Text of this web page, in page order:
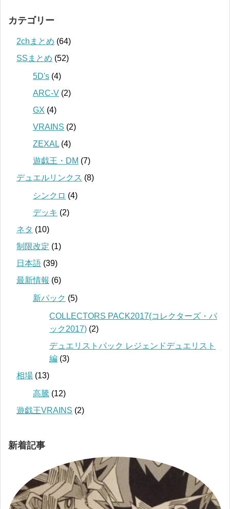
カテゴリー
2chまとめ (64)
SSまとめ (52)
5D's (4)
ARC-V (2)
GX (4)
VRAINS (2)
ZEXAL (4)
遊戯王・DM (7)
デュエルリンクス (8)
シンクロ (4)
デッキ (2)
ネタ (10)
制限改定 (1)
日本語 (39)
最新情報 (6)
新パック (5)
COLLECTORS PACK2017(コレクターズ・パ
ック2017) (2)
デュエリストパック レジェンドデュエリスト
編 (3)
相場 (13)
高騰 (12)
遊戯王VRAINS (2)
新着記事